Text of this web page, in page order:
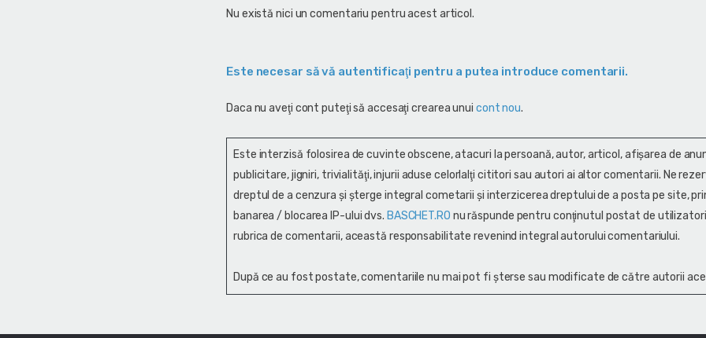
Nu există nici un comentariu pentru acest articol.
Este necesar să vă autentificaţi pentru a putea introduce comentarii.
Daca nu aveţi cont puteţi să accesaţi crearea unui cont nou.
Este interzisă folosirea de cuvinte obscene, atacuri la persoană, autor, articol, afişarea de
publicitare, jigniri, trivialităţi, injurii aduse celorlalţi cititori sau autori ai altor comentarii. Ne
dreptul de a cenzura și şterge integral cometarii și interzicerea dreptului de a posta pe site,
banarea / blocarea IP-ului dvs. BASCHET.RO nu răspunde pentru conţinutul postat de
rubrica de comentarii, această responsabilitate revenind integral autorului comentariului.
După ce au fost postate, comentariile nu mai pot fi șterse sau modificate de către autorii